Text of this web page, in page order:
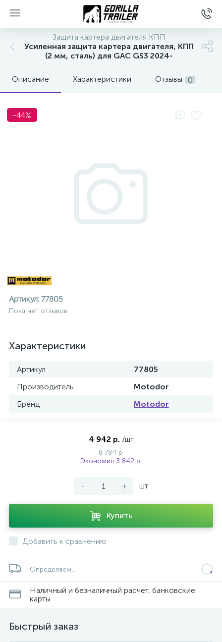
Защита картера двигателя КПП
Усиленная защита картера двигателя, КПП
(2 мм, сталь) для GAC GS3 2024-
Описание Характеристики Отзывы 0
-44%
Артикул: 77805
Пока нет отзывов
Характеристики
Артикул
77805
Производитель
Motodor
Бренд
Motodor
4 942 р. /шт
8 784 р.
Экономия 3 842 р.
- + шт
Купить
Добавить к сравнению
Определяем...
Наличный и безналичный расчет, банковские
карты
Быстрый заказ